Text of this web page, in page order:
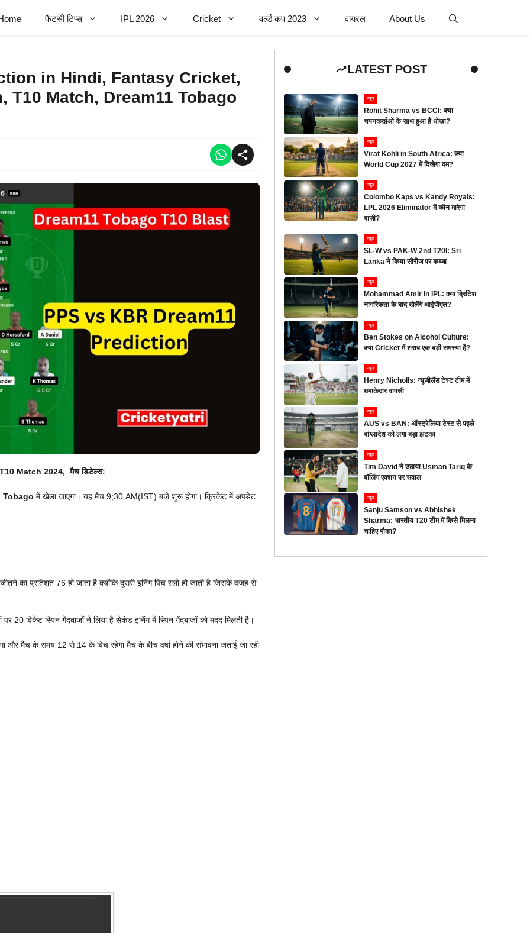
फैंटसी टिप्स IPL 2026 Cricket वर्ल्ड कप 2023 वायरल About Us
in Hindi, Fantasy Cricket,
T10 Match, Dream11 Tobago
Match 2024, मैच डिटेल्स:
Tobago में खेला जाएगा। यह मैच 9;30 AM(IST) बजे शुरू होगा। क्रिकेट में अपडेट
का प्रतिशत 76 हो जाता है क्योंकि दूसरी इनिंग पिच स्लो हो जाती है जिसके वजह से
20 विकेट स्पिन गेंदबाजों ने लिया है सेकंड इनिंग में स्पिन गेंदबाजों को मदद मिलती है।
मैच के समय 12 से 14 के बिच रहेगा मैच के बीच वर्षा होने की संभावना जताई जा रही
LATEST POST
न्यूज
Rohit Sharma vs BCCI: क्या
चयनकर्ताओं के साथ हुआ है धोखा?
न्यूज
Virat Kohli in South Africa: क्या
World Cup 2027 में दिखेगा दम?
न्यूज
Colombo Kaps vs Kandy Royals:
LPL 2026 Eliminator में कौन मारेगा
बाज़ी?
न्यूज
SL-W vs PAK-W 2nd T20I: Sri
Lanka ने किया सीरीज पर कब्जा
न्यूज
Mohammad Amir in IPL: क्या ब्रिटिश
नागरिकता के बाद खेलेंगे आईपीएल?
न्यूज
Ben Stokes on Alcohol Culture:
क्या Cricket में शराब एक बड़ी समस्या है?
न्यूज
Henry Nicholls: न्यूजीलैंड टेस्ट टीम में
धमाकेदार वापसी
न्यूज
AUS vs BAN: ऑस्ट्रेलिया टेस्ट से पहले
बांग्लादेश को लगा बड़ा झटका
न्यूज
Tim David ने उठाया Usman Tariq के
बॉलिंग एक्शन पर सवाल
न्यूज
Sanju Samson vs Abhishek
Sharma: भारतीय T20 टीम में किसे मिलना
चाहिए मौका?